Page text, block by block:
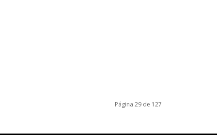
Página 29 de 127